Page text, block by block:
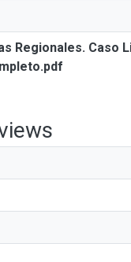
Regionales. Caso